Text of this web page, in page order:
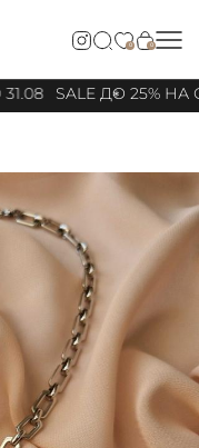
0 0
SALE ДО 25% НА